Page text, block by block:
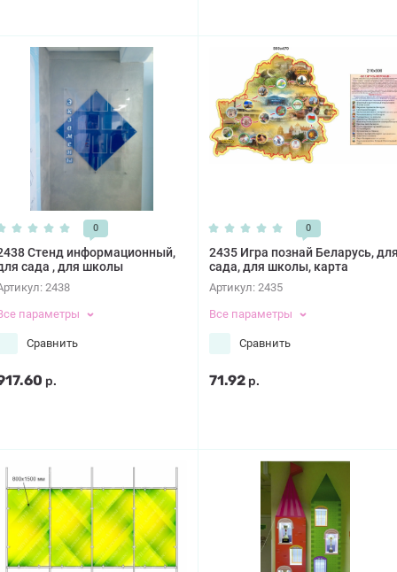
0
Стенд информационный,
сада , для школы
2438
параметры
Сравнить
р.
0
2435 Игра познай Беларусь,
сада, для школы, карта
Артикул: 2435
Все параметры
Сравнить
71.92 р.